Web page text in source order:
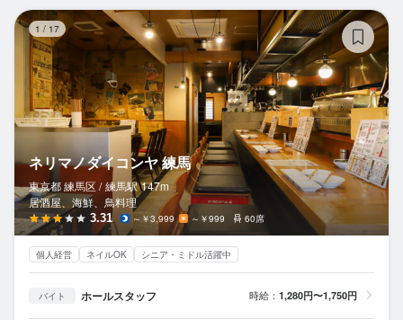
1 / 17
ネリマノダイコンヤ 練馬
東京都 練馬区 / 練馬駅 147m
居酒屋、海鮮、鳥料理
3.31 ～￥3,999 ～￥999 60席
個人経営 ネイルOK シニア・ミドル活躍中
バイト ホールスタッフ 時給： 1,280円〜1,750円